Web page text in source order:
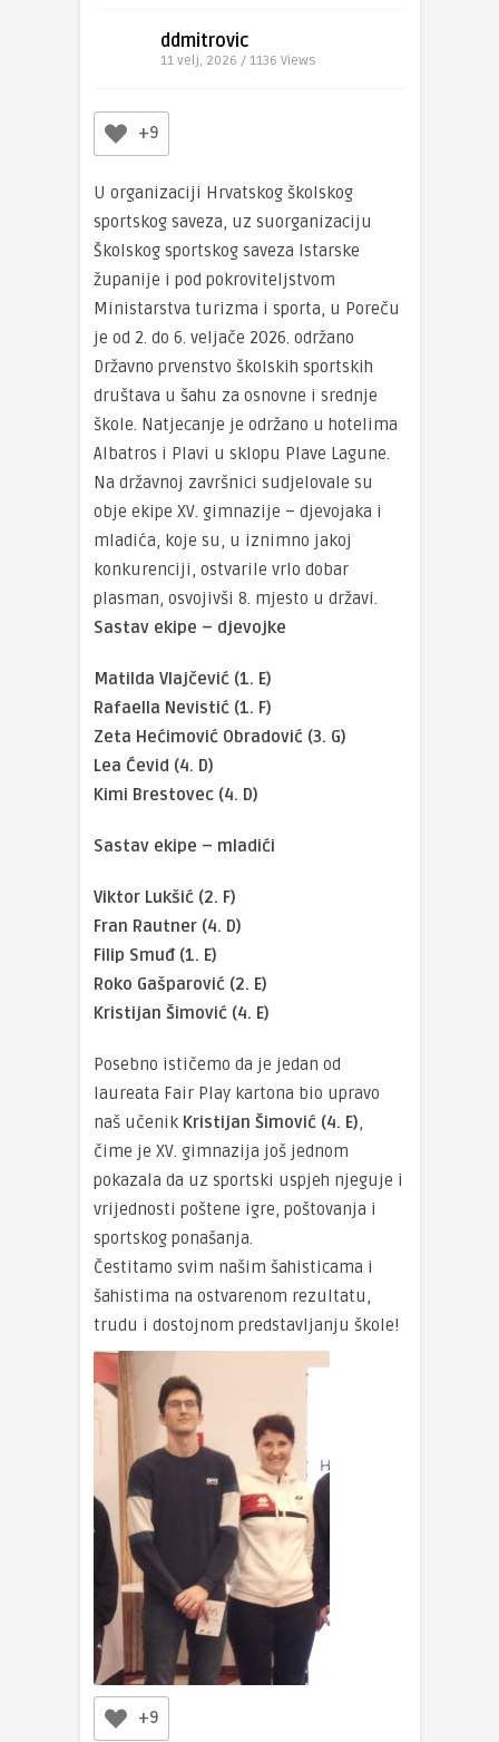
ddmitrovic
11 velj, 2026 / 1136 Views
+9
U organizaciji Hrvatskog školskog
sportskog saveza, uz suorganizaciju
Školskog sportskog saveza Istarske
županije i pod pokroviteljstvom
Ministarstva turizma i sporta, u Poreču
je od 2. do 6. veljače 2026. održano
Državno prvenstvo školskih sportskih
društava u šahu za osnovne i srednje
škole. Natjecanje je održano u hotelima
Albatros i Plavi u sklopu Plave Lagune.
Na državnoj završnici sudjelovale su
obje ekipe XV. gimnazije – djevojaka i
mladića, koje su, u iznimno jakoj
konkurenciji, ostvarile vrlo dobar
plasman, osvojivši 8. mjesto u državi.
Sastav ekipe – djevojke
Matilda Vlajčević (1. E)
Rafaella Nevistić (1. F)
Zeta Hećimović Obradović (3. G)
Lea Ćevid (4. D)
Kimi Brestovec (4. D)
Sastav ekipe – mladići
Viktor Lukšić (2. F)
Fran Rautner (4. D)
Filip Smuđ (1. E)
Roko Gašparović (2. E)
Kristijan Šimović (4. E)
Posebno ističemo da je jedan od
laureata Fair Play kartona bio upravo
naš učenik Kristijan Šimović (4. E),
čime je XV. gimnazija još jednom
pokazala da uz sportski uspjeh njeguje i
vrijednosti poštene igre, poštovanja i
sportskog ponašanja.
Čestitamo svim našim šahisticama i
šahistima na ostvarenom rezultatu,
trudu i dostojnom predstavljanju škole!
+9